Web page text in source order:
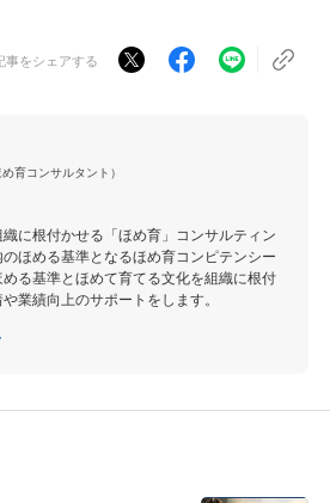
事をシェアする
め育コンサルタント）
に根付かせる「ほめ育」コンサルティン
ほめる基準となるほめ育コンピテンシー
る基準とほめて育てる文化を組織に根付
業績向上のサポートをします。